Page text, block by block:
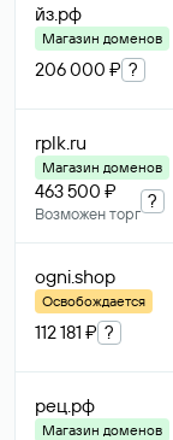
йз.рф
Магазин доменов
206 000 ₽ ?
rplk.ru
Магазин доменов
463 500 ₽
Возможен торг
?
ogni.shop
Освобождается
112 181 ₽ ?
рец.рф
Магазин доменов